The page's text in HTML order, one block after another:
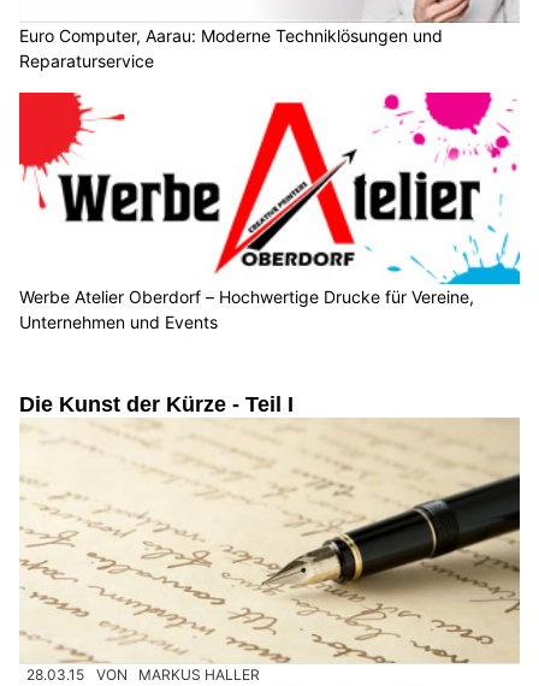
Euro Computer, Aarau: Moderne Techniklösungen und
Reparaturservice
Werbe Atelier Oberdorf – Hochwertige Drucke für Vereine,
Unternehmen und Events
Die Kunst der Kürze - Teil I
28.03.15 VON MARKUS HALLER